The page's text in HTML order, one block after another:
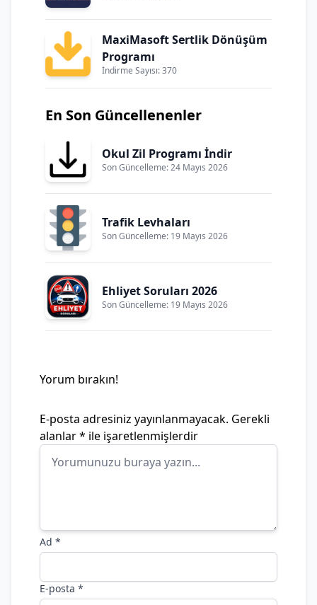
MaxiMasoft Sertlik Dönüşüm
Programı
İndirme Sayısı: 370
En Son Güncellenenler
Okul Zil Programı İndir
Son Güncelleme: 24 Mayıs 2026
Trafik Levhaları
Son Güncelleme: 19 Mayıs 2026
Ehliyet Soruları 2026
Son Güncelleme: 19 Mayıs 2026
Yorum bırakın!
E-posta adresiniz yayınlanmayacak. Gerekli
alanlar* ile işaretlenmişlerdir
Ad *
E-posta *